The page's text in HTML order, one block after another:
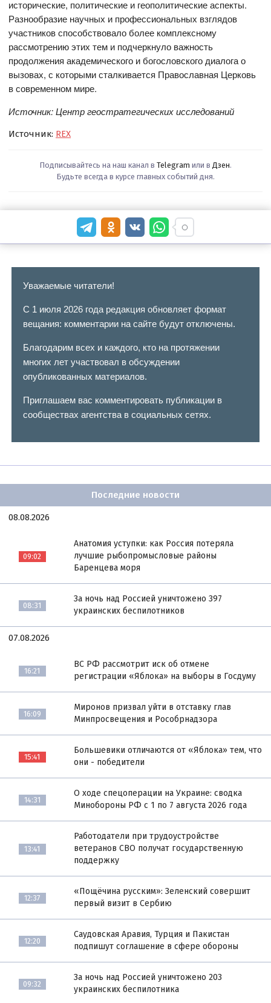
исторические, политические и геополитические аспекты.
Разнообразие научных и профессиональных взглядов
участников способствовало более комплексному
рассмотрению этих тем и подчеркнуло важность
продолжения академического и богословского диалога о
вызовах, с которыми сталкивается Православная Церковь
в современном мире.
Источник: Центр геостратегических исследований
Источник: REX
Подписывайтесь на наш канал в Telegram или в Дзен.
Будьте всегда в курсе главных событий дня.
Уважаемые читатели!
С 1 июля 2026 года редакция обновляет формат
вещания: комментарии на сайте будут отключены.
Благодарим всех и каждого, кто на протяжении
многих лет участвовал в обсуждении
опубликованных материалов.
Приглашаем вас комментировать публикации в
сообществах агентства в социальных сетях.
Последние новости
08.08.2026
09:02
Анатомия уступки: как Россия потеряла
лучшие рыбопромысловые районы
Баренцева моря
08:31
За ночь над Россией уничтожено 397
украинских беспилотников
07.08.2026
16:21
ВС РФ рассмотрит иск об отмене
регистрации «Яблока» на выборы в Госдуму
16:09
Миронов призвал уйти в отставку глав
Минпросвещения и Рособрнадзора
15:41
Большевики отличаются от «Яблока» тем, что
они - победители
14:31
О ходе спецоперации на Украине: сводка
Минобороны РФ с 1 по 7 августа 2026 года
13:41
Работодатели при трудоустройстве
ветеранов СВО получат государственную
поддержку
12:37
«Пощёчина русским»: Зеленский совершит
первый визит в Сербию
12:20
Саудовская Аравия, Турция и Пакистан
подпишут соглашение в сфере обороны
09:32
За ночь над Россией уничтожено 203
украинских беспилотника